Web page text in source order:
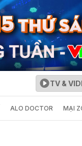
TV &
ALO DOCTOR MẠI